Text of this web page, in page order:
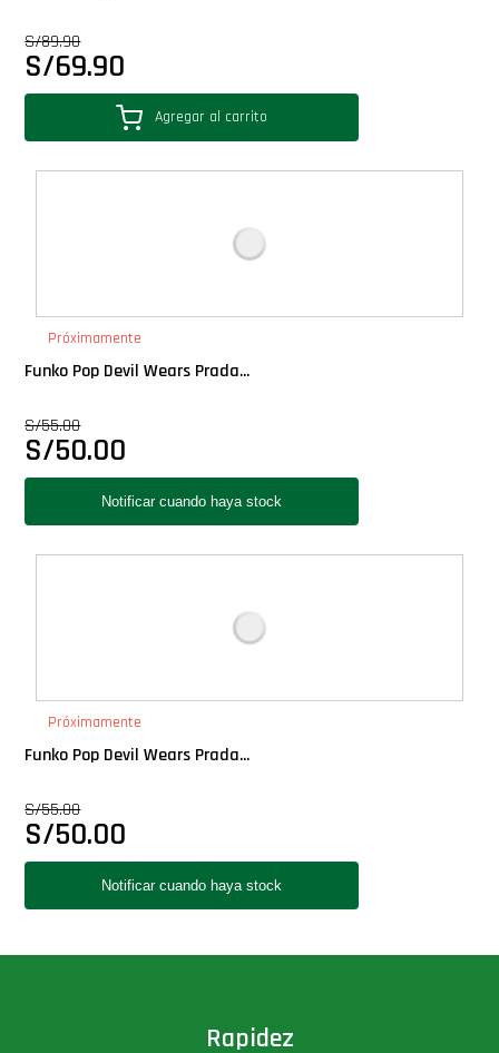
Star Wars Oferta
S/89.90
S/69.90
Agregar al carrito
Próximamente
Funko Pop Devil Wears Prada...
S/55.00
S/50.00
Próximamente
Funko Pop Devil Wears Prada...
S/55.00
S/50.00
Rapidez